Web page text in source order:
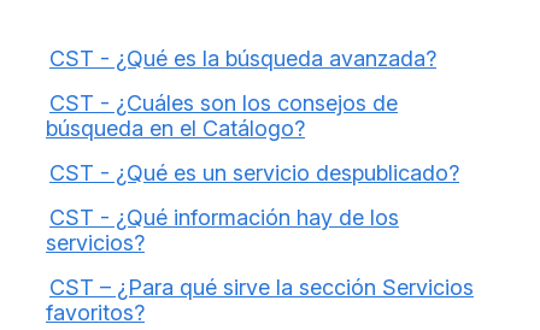
CST - ¿Qué es la búsqueda avanzada?
CST - ¿Cuáles son los consejos de
búsqueda en el Catálogo?
CST - ¿Qué es un servicio despublicado?
CST - ¿Qué información hay de los
servicios?
CST – ¿Para qué sirve la sección Servicios
favoritos?